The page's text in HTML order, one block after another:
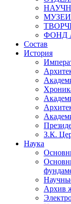
ФОНД
Состав
История
З.К.
Наука
Архив